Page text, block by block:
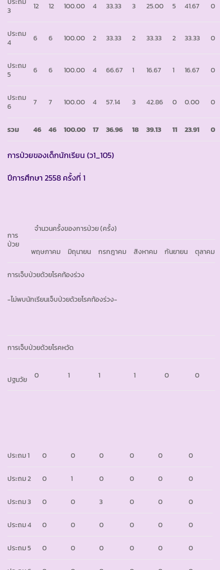
3
12 12 100.00 4 33.33 3 25.00 5 41.67 0
ประถม
4
6 6 100.00 2 33.33 2 33.33 2 33.33 0
ประถม
5
6 6 100.00 4 66.67 1 16.67 1 16.67 0
ประถม
6
7 7 100.00 4 57.14 3 42.86 0 0.00 0
รวม 46 46 100.00 17 36.96 18 39.13 11 23.91 0
การป่วยของเด็กนักเรียน (ว1_105)
ปีการศึกษา 2558 ครั้งที่ 1
การ
ป่วย
จำนวนครั้งของการป่วย (ครั้ง)
พฤษภาคม มิถุนายน กรกฎาคม สิงหาคม กันยายน ตุลาคม
การเจ็บป่วยด้วยโรคท้องร่วง
-ไม่พบนักเรียนเจ็บป่วยด้วยโรคท้องร่วง-
การเจ็บป่วยด้วยโรคหวัด
ปฐมวัย 0 1 1 1 0 0
ประถม 1 0 0 0 0 0 0
ประถม 2 0 1 0 0 0 0
ประถม 3 0 0 3 0 0 0
ประถม 4 0 0 0 0 0 0
ประถม 5 0 0 0 0 0 0